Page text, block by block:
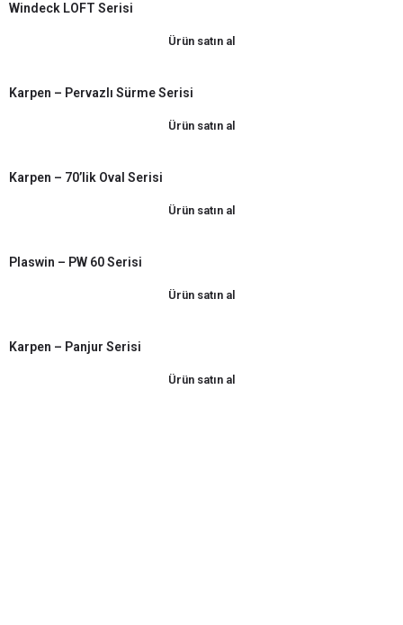
Windeck LOFT Serisi
Ürün satın al
Karpen – Pervazlı Sürme Serisi
Ürün satın al
Karpen – 70’lik Oval Serisi
Ürün satın al
Plaswin – PW 60 Serisi
Ürün satın al
Karpen – Panjur Serisi
Ürün satın al